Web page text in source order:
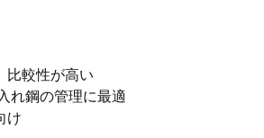
比較性が高い
れ鋼の管理に最適
け